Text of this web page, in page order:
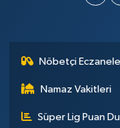
Nöbetçi
Namaz Vakitleri
Süper Lig Puan